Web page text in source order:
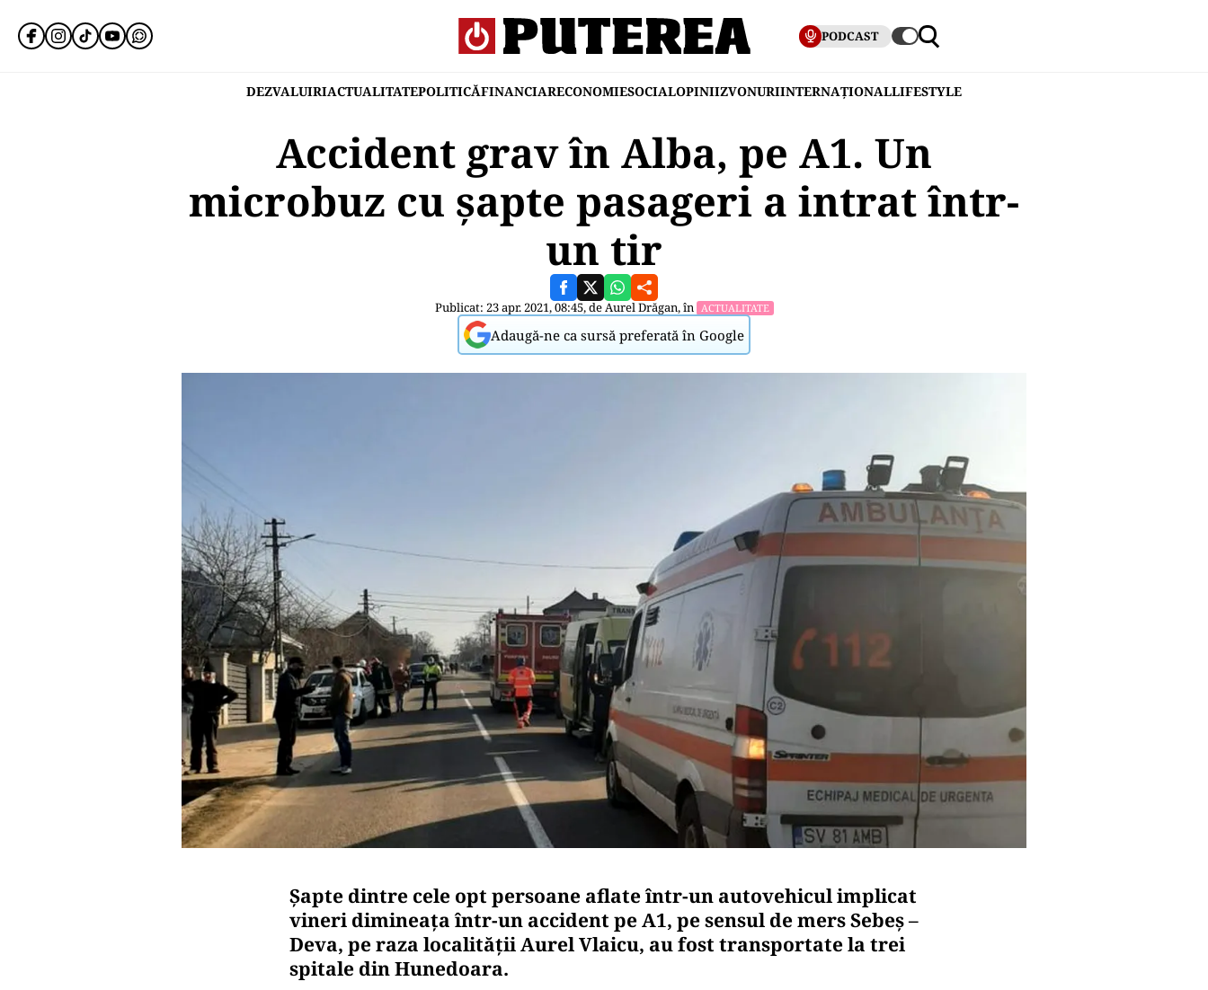
PODCAST
DEZVALUIRIACTUALITATEPOLITICĂFINANCIARECONOMIESOCIALOPINIIZVONURIINTERNAȚIONALLIFESTYLE
Accident grav în Alba, pe A1. Un
microbuz cu șapte pasageri a intrat într-
un tir
Publicat: 23 apr. 2021, 08:45, deAurel Drăgan, în ACTUALITATE
Adaugă-ne ca sursă preferată în Google
Șapte dintre cele opt persoane aflate într-un autovehicul implicat
vineri dimineaţa într-un accident pe A1, pe sensul de mers Sebeş –
Deva, pe raza localităţii Aurel Vlaicu, au fost transportate la trei
spitale din Hunedoara.